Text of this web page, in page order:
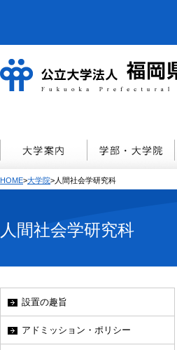
HOME>大学院>人間社会学研究科
人間社会学研究科
設置の趣旨
アドミッション・ポリシー